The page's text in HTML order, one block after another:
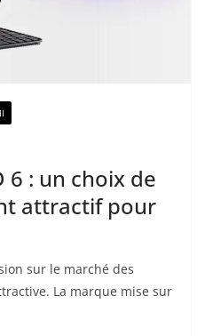
6 : un choix de
attractif pour
sur le marché des
La marque mise sur